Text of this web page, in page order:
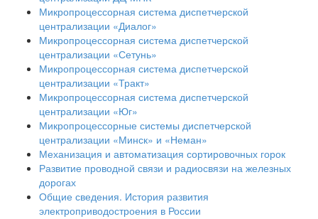
Микропроцессорная система диспетчерской
централизации «Диалог»
Микропроцессорная система диспетчерской
централизации «Сетунь»
Микропроцессорная система диспетчерской
централизации «Тракт»
Микропроцессорная система диспетчерской
централизации «Юг»
Микропроцессорные системы диспетчерской
централизации «Минск» и «Неман»
Механизация и автоматизация сортировочных горок
Развитие проводной связи и радиосвязи на железных
дорогах
Общие сведения. История развития
электроприводостроения в России